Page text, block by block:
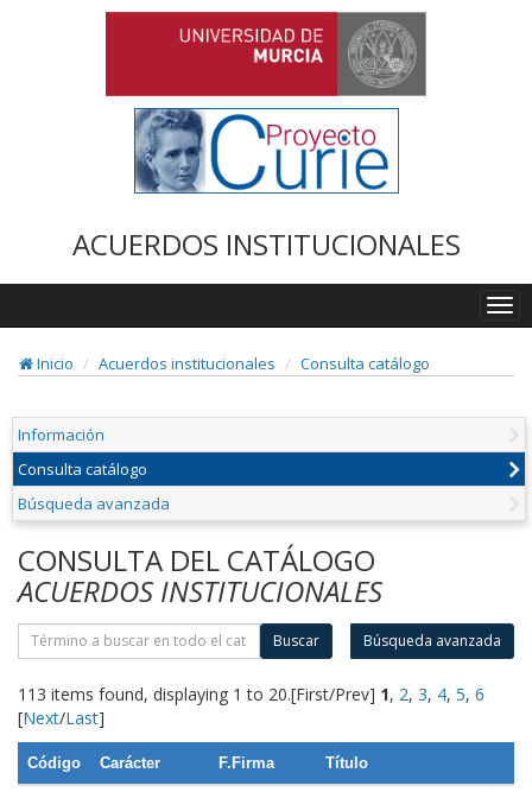
ACUERDOS INSTITUCIONALES
Inicio
Acuerdos institucionales Consulta catálogo
Información
Consulta catálogo
Búsqueda avanzada
CONSULTA DEL CATÁLOGO
ACUERDOS INSTITUCIONALES
Buscar Búsqueda avanzada
113 items found, displaying 1 to 20.[First/Prev] 1, 2, 3, 4, 5, 6
[Next/Last]
Código Carácter F.Firma Título